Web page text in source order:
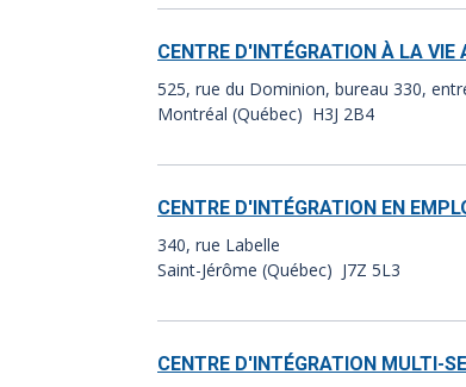
CENTRE D'INTÉGRATION À LA
525, rue du Dominion, bureau 330,
Montréal (Québec) H3J 2B4
CENTRE D'INTÉGRATION EN
340, rue Labelle
Saint-Jérôme (Québec) J7Z 5L3
CENTRE D'INTÉGRATION MULTI-